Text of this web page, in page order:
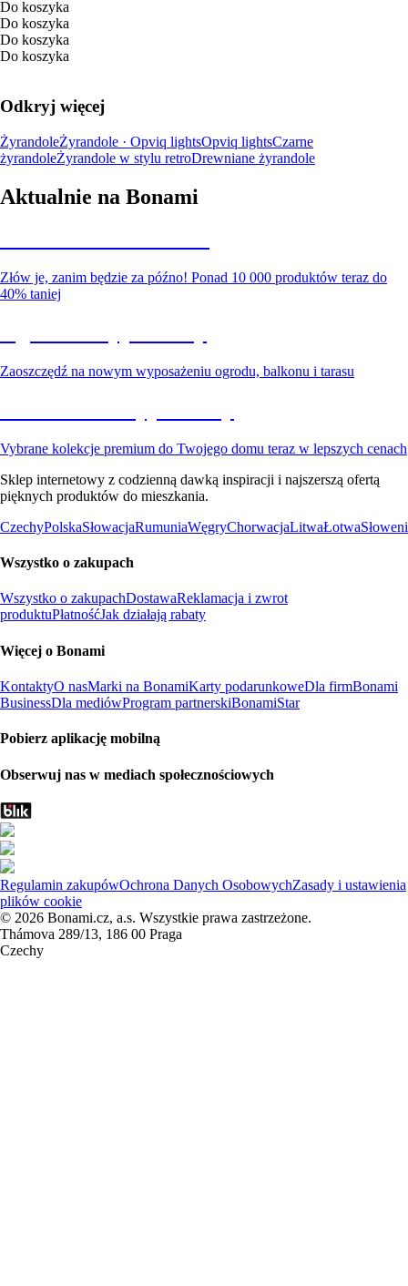
Do koszyka
Do koszyka
Do koszyka
Do koszyka
Odkryj więcej
ŻyrandoleŻyrandole · Opviq lightsOpviq lightsCzarne
żyrandoleŻyrandole w stylu retroDrewniane żyrandole
Aktualnie na Bonami
Złów je, zanim będzie za późno! Ponad 10 000 produktów teraz do
40% taniej
Zaoszczędź na nowym wyposażeniu ogrodu, balkonu i tarasu
Vybrane kolekcje premium do Twojego domu teraz w lepszych cenach
Sklep internetowy z codzienną dawką inspiracji i najszerszą ofertą
pięknych produktów do mieszkania.
CzechyPolskaSłowacjaRumuniaWęgryChorwacjaLitwaŁotwa
Wszystko o zakupach
Wszystko o zakupachDostawaReklamacja i zwrot
produktuPłatnośćJak działają rabaty
Więcej o Bonami
KontaktyO nasMarki na BonamiKarty podarunkoweDla firmBonami
BusinessDla mediówProgram partnerskiBonamiStar
Pobierz aplikację mobilną
Obserwuj nas w mediach społecznościowych
Regulamin zakupówOchrona Danych OsobowychZasady i ustawienia
plików cookie
© 2026 Bonami.cz, a.s. Wszystkie prawa zastrzeżone.
Thámova 289/13, 186 00 Praga
Czechy